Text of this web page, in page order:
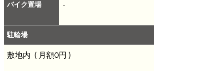
バイク置場 -
駐輪場
敷地内 ( 月額0円 )